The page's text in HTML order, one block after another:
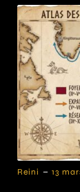
Reini - 13